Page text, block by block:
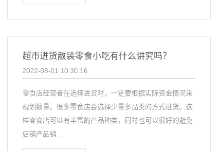
超市进货散装零食小吃有什么讲究吗？
2022-08-01 10:30:16
零食店经营者在选择进货时，一定要根据实际资金情况来
规划数量。很多零食店会选择少量多品类的方式进货。这
样零食店可以有丰富的产品种类，同时也可以很好的避免
店铺产品销...